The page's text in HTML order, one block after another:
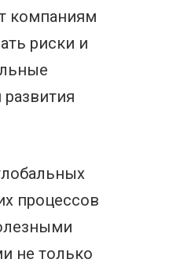
компаниям
риски и
развития
процессов
не только